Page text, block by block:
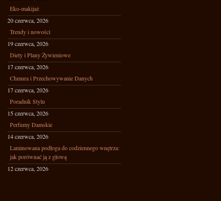
Eko-makijaż
20 czerwca, 2026
Trendy i nowości
19 czerwca, 2026
Diety i Plany Żywieniowe
17 czerwca, 2026
Chmura i Przechowywanie Danych
17 czerwca, 2026
Poradnik Stylu
15 czerwca, 2026
Perfumy Damskie
14 czerwca, 2026
Laminowana podłoga do codziennego wnętrza:
jak porównać ją z głową
12 czerwca, 2026